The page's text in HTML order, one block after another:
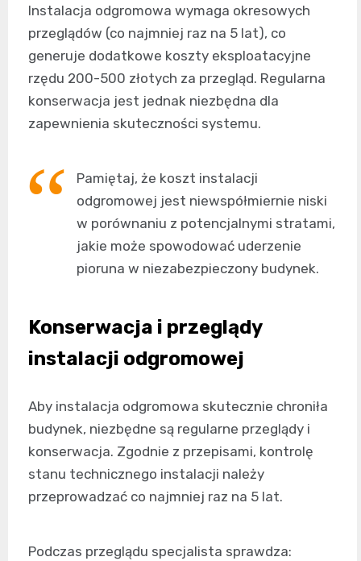
Instalacja odgromowa wymaga okresowych
przeglądów (co najmniej raz na 5 lat), co
generuje dodatkowe koszty eksploatacyjne
rzędu 200-500 złotych za przegląd. Regularna
konserwacja jest jednak niezbędna dla
zapewnienia skuteczności systemu.
Pamiętaj, że koszt instalacji
odgromowej jest niewspółmiernie niski
w porównaniu z potencjalnymi stratami,
jakie może spowodować uderzenie
pioruna w niezabezpieczony budynek.
Konserwacja i przeglądy
instalacji odgromowej
Aby instalacja odgromowa skutecznie chroniła
budynek, niezbędne są regularne przeglądy i
konserwacja. Zgodnie z przepisami, kontrolę
stanu technicznego instalacji należy
przeprowadzać co najmniej raz na 5 lat.
Podczas przeglądu specjalista sprawdza: